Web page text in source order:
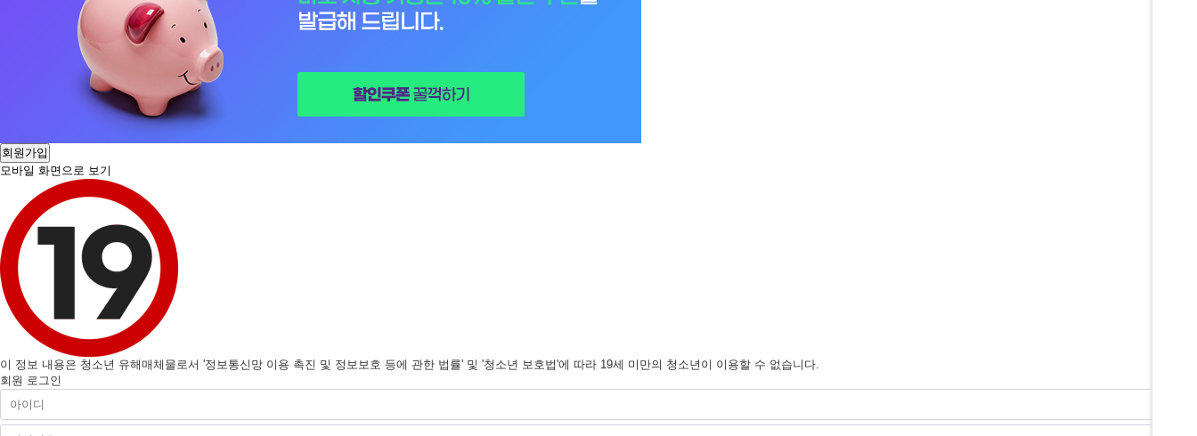
회원가입
모바일 화면으로 보기
이 정보 내용은 청소년 유해매체물로서 '정보통신망 이용 촉진 및 정보보호 등에 관한 법률' 및 '청소년 보호법'에 따라 19세 미만의 청소년이 이용할 수 없습니다.
회원 로그인